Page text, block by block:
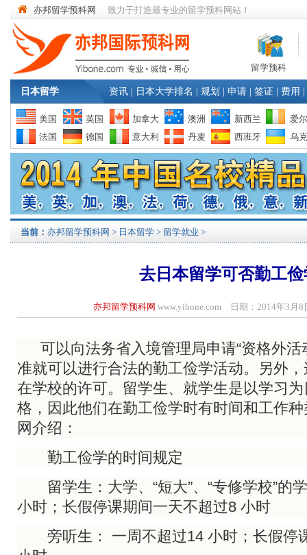
亦邦留学预科网 致力于打造最专业的留学预科网站！
留学预科
日本留学 资讯 日本大学排名 规划 申请 签证 费用
美国 英国 加拿大 澳洲 新西兰
爱
法国
德国 意大利 丹麦 西班牙 乌
当前： 亦邦留学预科网 > 日本留学 > 留学就业 >
去日本留学可否勤工俭
亦邦留学预科网 www.yibone.com 日期：2014年3月
可以向法务省入境管理局申请“资格外活
准就可以进行合法的勤工俭学活动。另外
在学校的许可。留学生、就学生是以学习
格，因此他们在勤工俭学时有时间和工作
网介绍：
勤工俭学的时间规定
留学生：大学、“短大”、“专修学校”的
小时；长假停课期间一天不超过8 小时
旁听生： 一周不超过14 小时；长假停